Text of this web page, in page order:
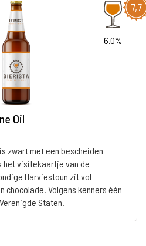
7,7
6.0%
Oil
zwart met een bescheiden
het visitekaartje van de
Harviestoun zit vol
chocolade. Volgens kenners één
Staten.